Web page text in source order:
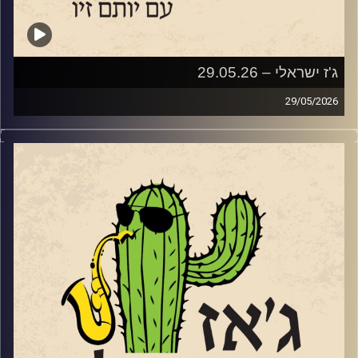
ג'ז ישראלי – 29.05.26
29/05/2026
השבוע בג'ז ישראלי
https://live.tickchak.co.il/hkYxOYkno
של להבים. פסטיבל משובח ומגוון שמובילה אורלי שטרן
המנהלת האומנותית של מועדון הג'ז המקומי. שוחחנו עם אורלי
על הפסטיבל ועל אתגרי הג'ז בדרום.
הפסטיבל יארח כמה ממוזיקאי הג'ז הבולטים של ישראל,
לרבות: עומרי מור, גיא מינטוס, מתן קליין, שי זלמן, קווינטה
אנסמבל ועוד. בפסטיבל ישולבו גם הופעות של הרכבים
צעירים מכל רחבי הארץ. בין היתר יופיעו: הביג בנד של עומר,